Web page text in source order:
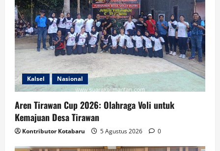
Kalsel Nasional
Aren Tirawan Cup 2026: Olahraga Voli untuk
Kemajuan Desa Tirawan
Kontributor Kotabaru 5 Agustus 2026 0